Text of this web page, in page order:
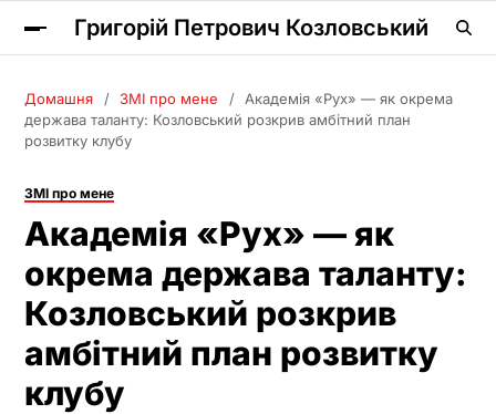
Григорій Петрович Козловський
Домашня ЗМІ про мене
Академія «Рух» — як окрема
держава таланту: Козловський розкрив амбітний план
розвитку клубу
ЗМІ про мене
Академія «Рух» — як
окрема держава таланту:
Козловський розкрив
амбітний план розвитку
клубу